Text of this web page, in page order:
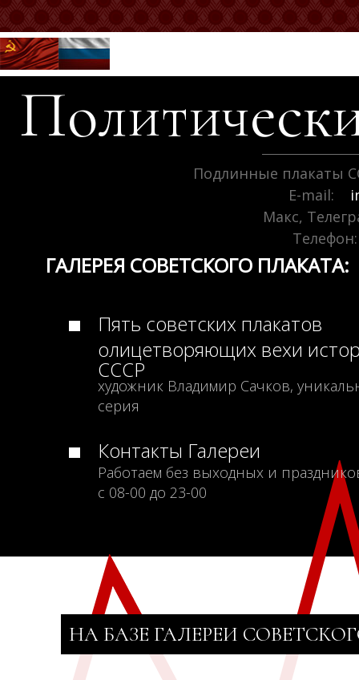
Подлинные плакаты
E-mail:
Макс,
Телефон:
ГАЛЕРЕЯ СОВЕТСКОГО ПЛАКАТА:
Пять советских плакатов
олицетворяющих вехи
СССР
художник Владимир Сачков,
серия
Контакты Галереи
Работаем без выходных и
с 08-00 до 23-00
НА БАЗЕ ГАЛЕРЕИ